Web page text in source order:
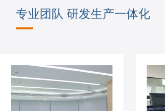
专业团队 研发生产一体化